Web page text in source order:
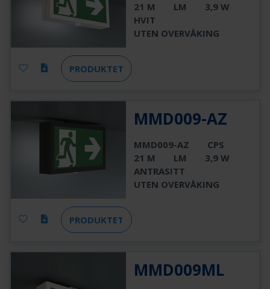
21 M
LM
3,9 W
HVIT
UTEN OVERVÅKING
PRODUKTET
MMD009-AZ
MMD009-AZ
CPS
21 M
LM
3,9 W
ANTRASITT
UTEN OVERVÅKING
PRODUKTET
MMD009ML